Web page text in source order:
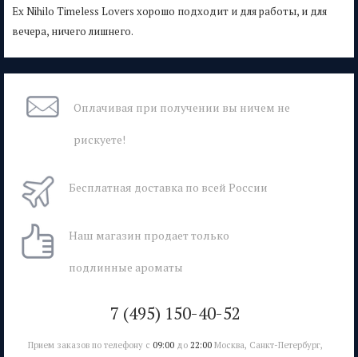
Ex Nihilo Timeless Lovers хорошо подходит и для работы, и для
вечера, ничего лишнего.
Оплачивая при получении вы ничем не
рискуете!
Бесплатная доставка по всей России
Наш магазин продает только
подлинные ароматы
7 (495) 150-40-52
Прием заказов по телефону с 09:00до 22:00Москва, Санкт-Петербург,